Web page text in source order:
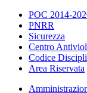
POC 2014-
PNRR
Sicurezza
Centro
Codice
Area Riservata